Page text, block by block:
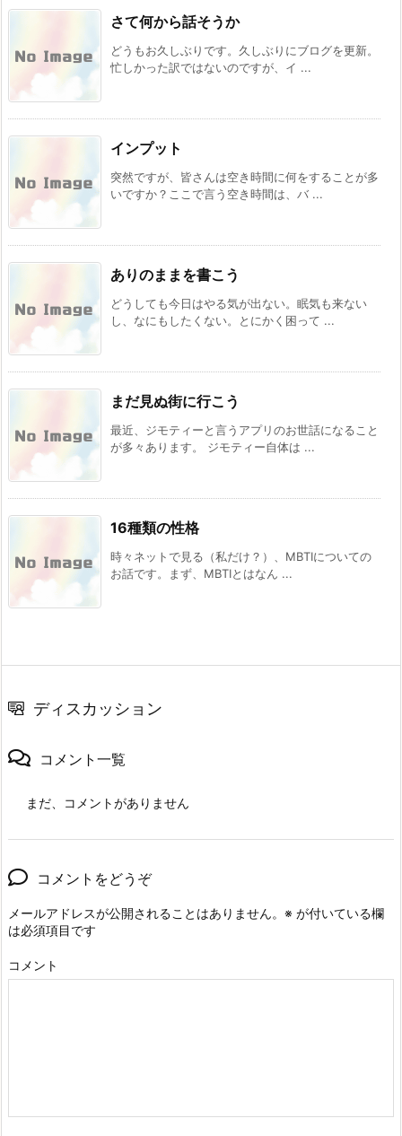
さて何から話そうか
どうもお久しぶりです。久しぶりにブログを更新。
忙しかった訳ではないのですが、イ ...
インプット
突然ですが、皆さんは空き時間に何をすることが多
いですか？ここで言う空き時間は、バ ...
ありのままを書こう
どうしても今日はやる気が出ない。眠気も来ない
し、なにもしたくない。とにかく困って ...
まだ見ぬ街に行こう
最近、ジモティーと言うアプリのお世話になること
が多々あります。 ジモティー自体は ...
16種類の性格
時々ネットで見る（私だけ？）、MBTIについての
お話です。まず、MBTIとはなん ...
ディスカッション
コメント一覧
まだ、コメントがありません
コメントをどうぞ
メールアドレスが公開されることはありません。 ※ が付いている欄
は必須項目です
コメント